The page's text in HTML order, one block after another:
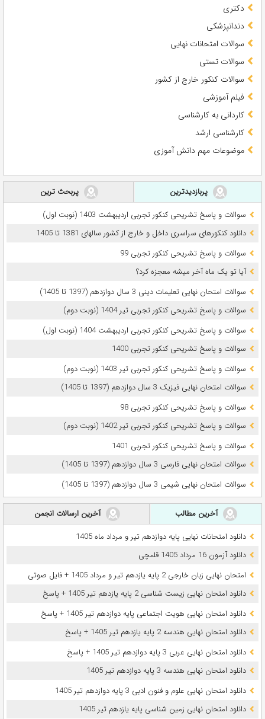
دکتری
دندانپزشکی
سوالات امتحانات نهایی
سوالات تستی
سوالات کنکور خارج از کشور
فیلم آموزشی
کاردانی به کارشناسی
کارشناسی ارشد
موضوعات مهم دانش آموزی
پربازدیدترین
پربحث ترین
سوالات و پاسخ تشریحی کنکور تجربی اردیبهشت 1403 (نوبت اول)
دانلود کنکورهای سراسری داخل و خارج از کشور سالهای 1381 تا 1405
سوالات و پاسخ تشریحی کنکور تجربی 99
آیا تو یک ماه آخر میشه معجزه کرد؟
سوالات امتحان نهایی تعلیمات دینی 3 سال دوازدهم (1397 تا 1405)
سوالات و پاسخ تشریحی کنکور تجربی تیر 1404 (نوبت دوم)
سوالات و پاسخ تشریحی کنکور تجربی اردیبهشت 1404 (نوبت اول)
سوالات و پاسخ تشریحی کنکور تجربی 1400
سوالات و پاسخ تشریحی کنکور تجربی تیر 1403 (نوبت دوم)
سوالات امتحان نهایی فیزیک 3 سال دوازدهم (1397 تا 1405)
سوالات و پاسخ تشریحی کنکور تجربی 98
سوالات و پاسخ تشریحی کنکور تجربی تیر 1402 (نوبت دوم)
سوالات و پاسخ تشریحی کنکور تجربی 1401
سوالات امتحان نهایی فارسی 3 سال دوازدهم (1397 تا 1405)
سوالات امتحان نهایی شیمی 3 سال دوازدهم (1397 تا 1405)
آخرین مطالب
آخرین ارسالات انجمن
دانلود امتحانات نهایی پایه دوازدهم تیر و مرداد ماه 1405
دانلود آزمون 16 مرداد 1405 قلمچی
امتحان نهایی زبان خارجی 2 پایه یازدهم تیر و مرداد 1405 + فایل صوتی
دانلود امتحان نهایی زیست شناسی 2 پایه یازدهم تیر 1405 + پاسخ
دانلود امتحان نهایی هویت اجتماعی پایه دوازدهم تیر 1405 + پاسخ
دانلود امتحان نهایی هندسه 2 پایه یازدهم تیر 1405 + پاسخ
دانلود امتحان نهایی عربی 3 پایه دوازدهم تیر 1405 + پاسخ
دانلود امتحان نهایی هندسه 3 پایه دوازدهم تیر 1405
دانلود امتحان نهایی علوم و فنون ادبی 3 پایه دوازدهم تیر 1405
دانلود امتحان نهایی زمین شناسی پایه یازدهم تیر 1405